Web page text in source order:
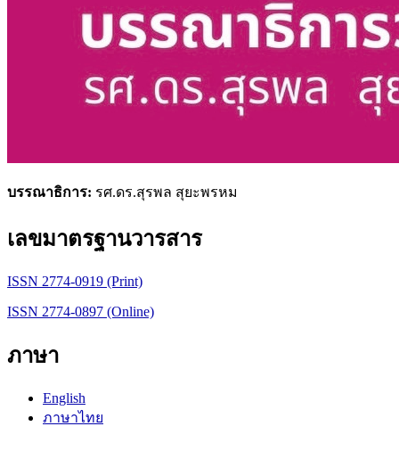
บรรณาธิการ: รศ.ดร.สุรพล สุยะพรหม
เลขมาตรฐานวารสาร
ISSN 2774-0919 (Print)
ISSN 2774-0897 (Online)
ภาษา
English
ภาษาไทย